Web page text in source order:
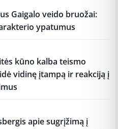
Gaigalo veido bruožai:
ypatumus
kūno kalba teismo
vidinę įtampą ir reakciją į
apie sugrįžimą į